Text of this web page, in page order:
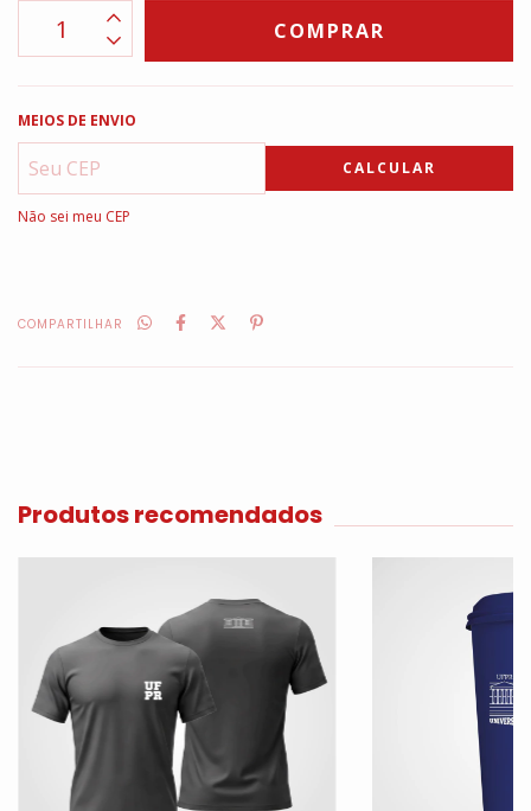
MEIOS DE ENVIO
CALCULAR
Não sei meu CEP
COMPARTILHAR
Produtos recomendados